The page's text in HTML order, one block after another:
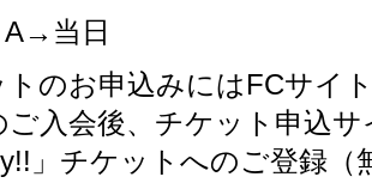
当日
のお申込みにはFCサイ
ご入会後、チケット申込
」チケットへのご登録（